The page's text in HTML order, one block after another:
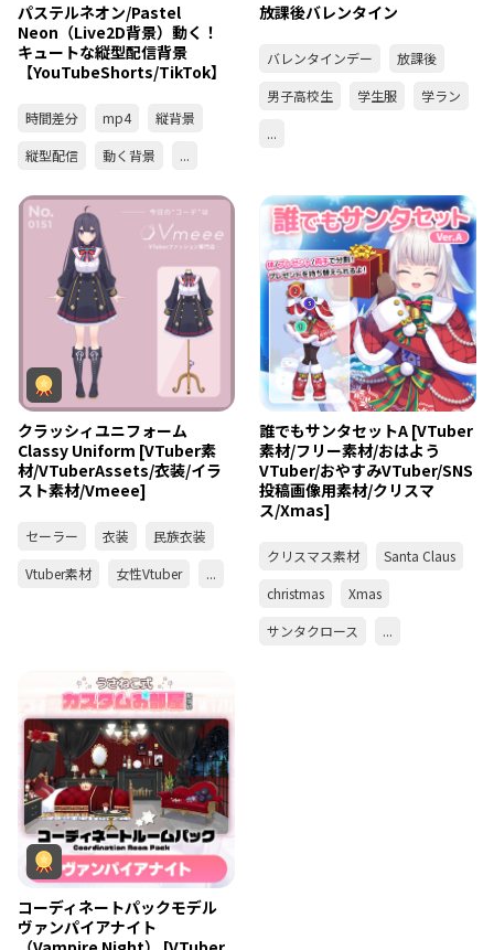
パステルネオン/Pastel
Neon（Live2D背景）動く！
キュートな縦型配信背景
【YouTubeShorts/TikTok】
時間差分 mp4
縦背景
縦型配信
動く背景 ...
放課後バレンタイン
バレンタインデー
放課後
男子高校生
学生服
学ラン
...
クラッシィユニフォーム
Classy Uniform [VTuber素
材/VTuberAssets/衣装/イラ
スト素材/Vmeee]
セーラー 衣装
民族衣装
Vtuber素材
女性Vtuber ...
誰でもサンタセットA [VTuber
素材/フリー素材/おはよう
VTuber/おやすみVTuber/SNS
投稿画像用素材/クリスマ
ス/Xmas]
クリスマス素材
Santa Claus
christmas
Xmas
サンタクロース
...
コーディネートパックモデル
ヴァンパイアナイト